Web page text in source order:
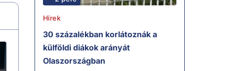
Hírek
30 százalékban korlátoznák a
külföldi diákok arányát
Olaszországban